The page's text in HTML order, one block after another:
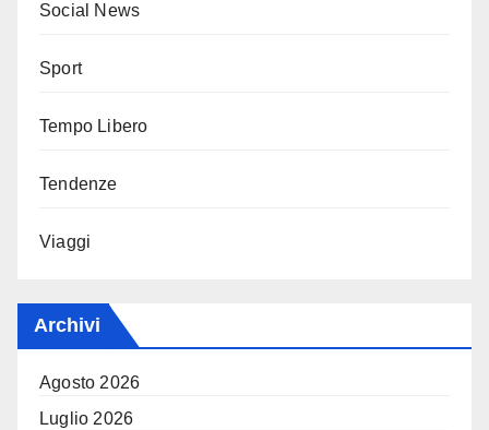
Social News
Sport
Tempo Libero
Tendenze
Viaggi
Archivi
Agosto 2026
Luglio 2026